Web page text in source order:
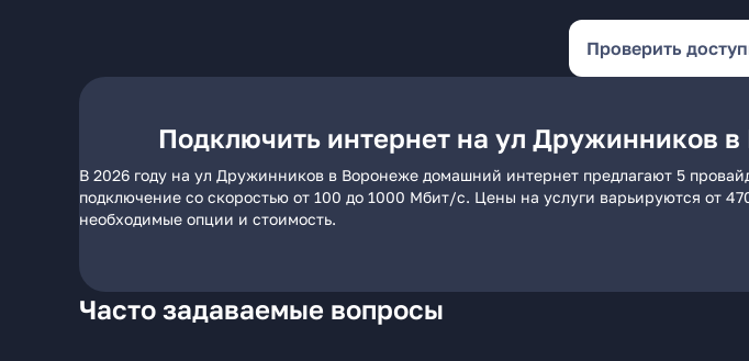
Проверить
Подключить интернет на ул Дружинников
В 2026 году на ул Дружинников в Воронеже домашний интернет предлагают 5
подключение со скоростью от 100 до 1000 Мбит/с. Цены на услуги варьируются от
необходимые опции и стоимость.
Часто задаваемые вопросы